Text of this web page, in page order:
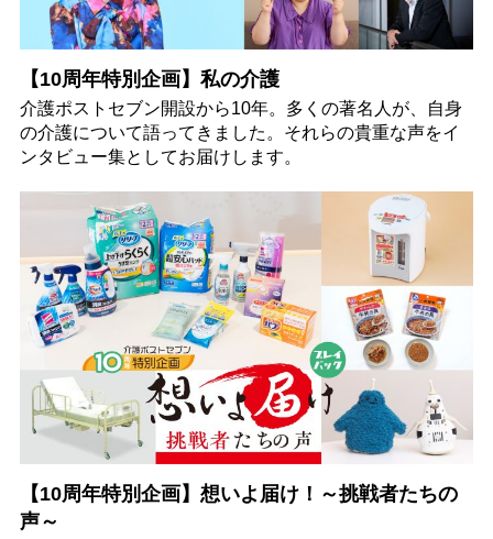
【10周年特別企画】私の介護
介護ポストセブン開設から10年。多くの著名人が、自身
の介護について語ってきました。それらの貴重な声をイ
ンタビュー集としてお届けします。
【10周年特別企画】想いよ届け！～挑戦者たちの
声～